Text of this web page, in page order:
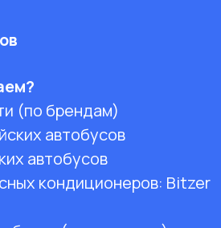
(по брендам)
автобусов
автобусов
кондиционеров: Bitzer